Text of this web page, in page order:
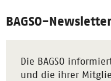
BAGSO-Newsletter
Die BAGSO
und die ihrer